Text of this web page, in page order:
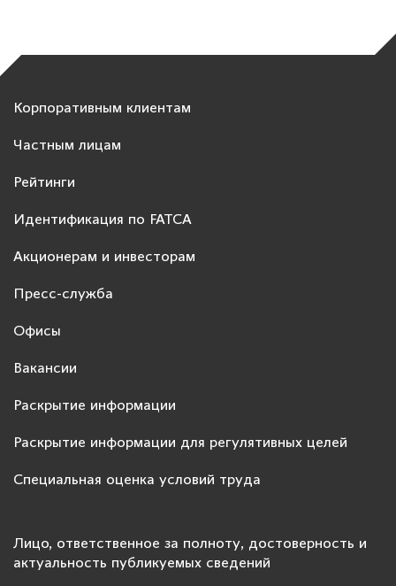
Корпоративным клиентам
Частным лицам
Рейтинги
Идентификация по FATCA
Акционерам и инвесторам
Пресс-служба
Офисы
Вакансии
Раскрытие информации
Раскрытие информации для регулятивных целей
Специальная оценка условий труда
Лицо, ответственное за полноту, достоверность и
актуальность публикуемых сведений